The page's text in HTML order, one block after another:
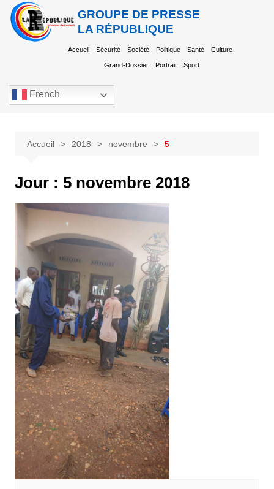
GROUPE DE PRESSE
LA RÉPUBLIQUE
Accueil Sécurité Société Politique Santé Culture
Grand-Dossier Portrait Sport
French
Accueil 2018 novembre 5
Jour : 5 novembre 2018